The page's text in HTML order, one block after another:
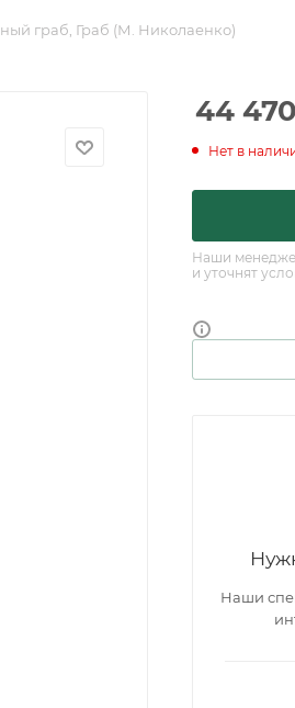
граб, Граб (М. Николаенко)
44 470
Нет в
Наши
и уточнят
Наши